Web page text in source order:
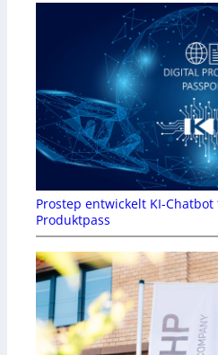
Prostep entwickelt KI-
Produktpass